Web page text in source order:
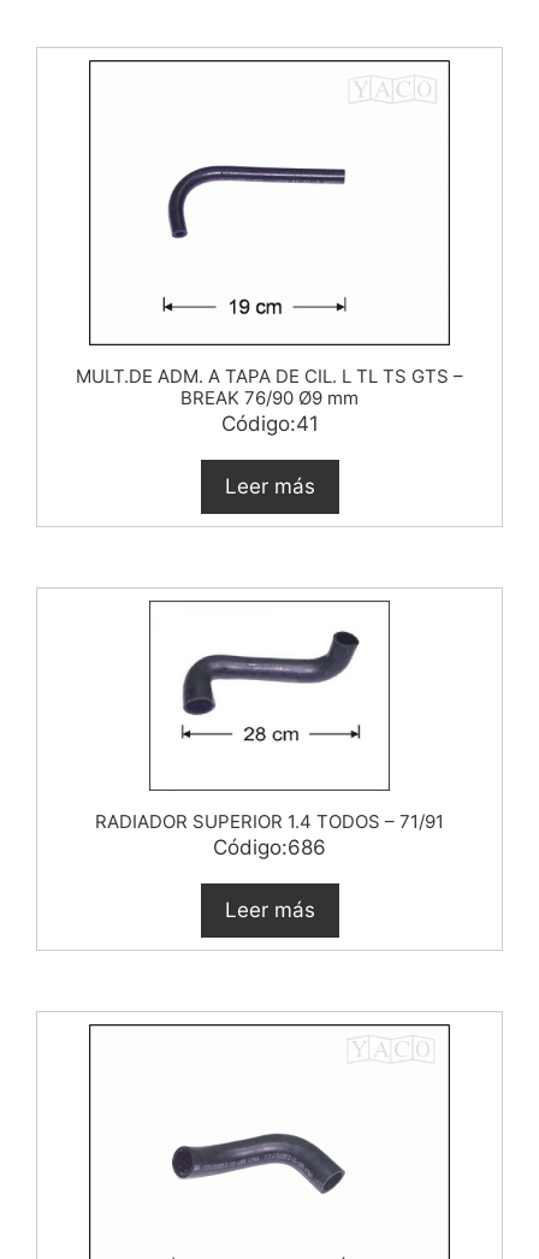
MULT.DE ADM. A TAPA DE CIL. L TL TS GTS –
BREAK 76/90 Ø9 mm
Código:41
Leer más
RADIADOR SUPERIOR 1.4 TODOS – 71/91
Código:686
Leer más